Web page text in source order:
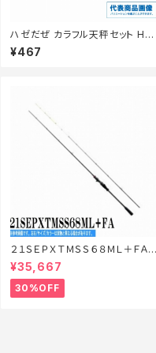
ハゼだぜ カラフル天秤セット HA11
0ー6ー0.8
¥467
２１ＳＥＰＸＴＭＳＳ６８ＭＬ＋ＦＡ
【特価ロッド】【30】
¥35,667
30%OFF